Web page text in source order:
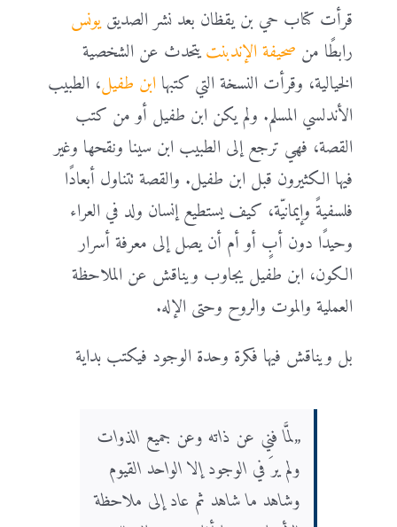
قرأت كتاب حي بن يقظان بعد نشر الصديقيونس
رابطًا من صحيفة الإندبنتيتحدث عن الشخصية
الخيالية، وقرأت النسخة التي كتبها ابن طفيل، الطبيب
الأندلسي المسلم. ولم يكن ابن طفيل أو من كتب
القصة، فهي ترجع إلى الطبيب ابن سينا ونقحها وغير
فيها الكثيرون قبل ابن طفيل. والقصة تتناول أبعادًا
فلسفيةً وإيمانيّة، كيف يستطيع إنسان ولد في العراء
وحيدًا دون أبٍ أو أم أن يصل إلى معرفة أسرار
الكون، ابن طفيل يجاوب ويناقش عن الملاحظة
العملية والموت والروح وحتى الإله.
بل ويناقش فيها فكرة وحدة الوجود فيكتب بداية
„لمَّا فني عن ذاته وعن جميع الذوات
ولم يرَ في الوجود إلا الواحد القيوم
وشاهد ما شاهد ثم عاد إلى ملاحظة